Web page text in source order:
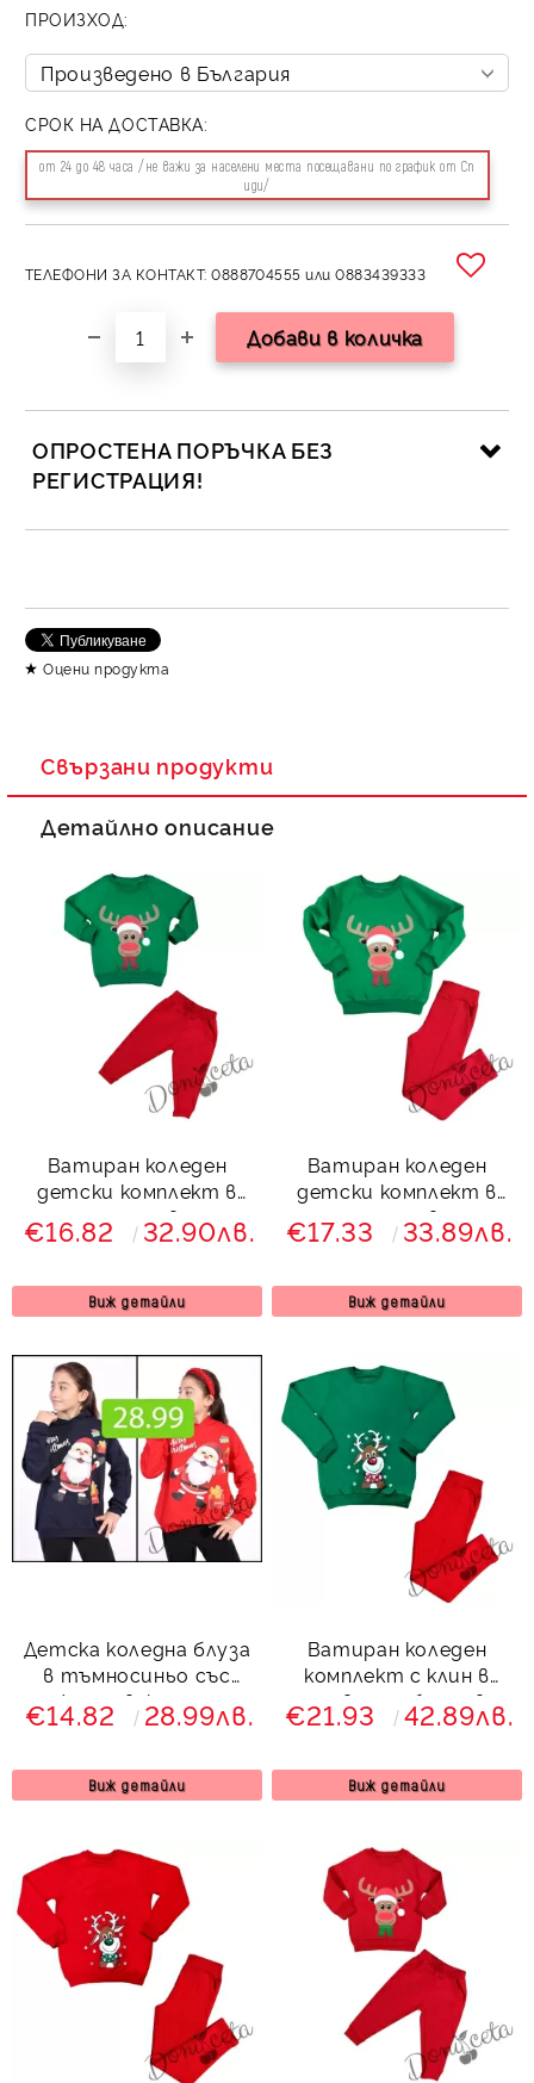
ПРОИЗХОД:
СРОК НА ДОСТАВКА:
от 24 до 48 часа /не важи за населени места посещавани по график от Сп
иди/
ТЕЛЕФОНИ ЗА КОНТАКТ: 0888704555 или 0883439333
ОПРОСТЕНА ПОРЪЧКА БЕЗ
РЕГИСТРАЦИЯ!
Съгласен съм с
Оцени продукта
Свързани продукти
Детайлно описание
Ватиран коледен
детски комплект в
зелено и червено с
еленче 8455567
€16.82 32.90лв.
Виж детайли
Ватиран коледен
детски комплект в
зелено и червено с
клин и еленче 8466657
€17.33 33.89лв.
Виж детайли
Детска коледна блуза
в тъмносиньо със
снежен човек и надпис
€14.82 28.99лв.
Виж детайли
Ватиран коледен
комплект с клин в
червено с блуза в
зелено с елен
€21.93 42.89лв.
Виж детайли